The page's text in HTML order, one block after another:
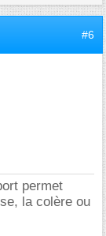
#6
permet
la colère ou